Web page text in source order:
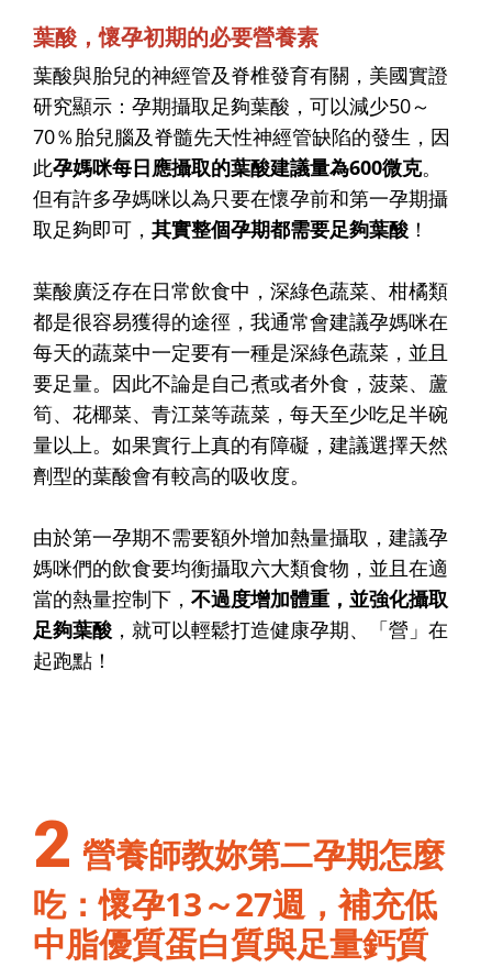
葉酸，懷孕初期的必要營養素
葉酸與胎兒的神經管及脊椎發育有關，美國實證
研究顯示：孕期攝取足夠葉酸，可以減少50～
70％胎兒腦及脊髓先天性神經管缺陷的發生，因
此孕媽咪每日應攝取的葉酸建議量為600微克。
但有許多孕媽咪以為只要在懷孕前和第一孕期攝
取足夠即可， 其實整個孕期都需要足夠葉酸 ！
葉酸廣泛存在日常飲食中，深綠色蔬菜、柑橘類
都是很容易獲得的途徑，我通常會建議孕媽咪在
每天的蔬菜中一定要有一種是深綠色蔬菜，並且
要足量。因此不論是自己煮或者外食，菠菜、蘆
筍、花椰菜、青江菜等蔬菜，每天至少吃足半碗
量以上。如果實行上真的有障礙，建議選擇天然
劑型的葉酸會有較高的吸收度。
由於第一孕期不需要額外增加熱量攝取，建議孕
媽咪們的飲食要均衡攝取六大類食物，並且在適
當的熱量控制下， 不過度增加體重，並強化攝取
足夠葉酸 ，就可以輕鬆打造健康孕期、「營」在
起跑點！
2 營養師教妳第二孕期怎麼
吃：懷孕13～27週，補充低
中脂優質蛋白質與足量鈣質